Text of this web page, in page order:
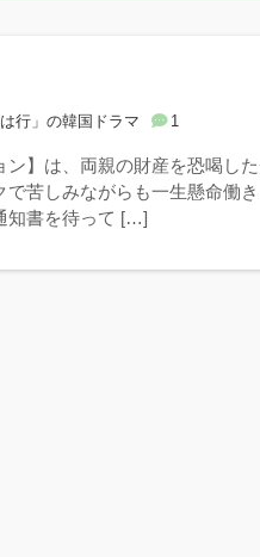
行」の韓国ドラマ 1
ン】は、両親の財産を恐喝し
で苦しみながらも一生懸命働
知書を待って […]